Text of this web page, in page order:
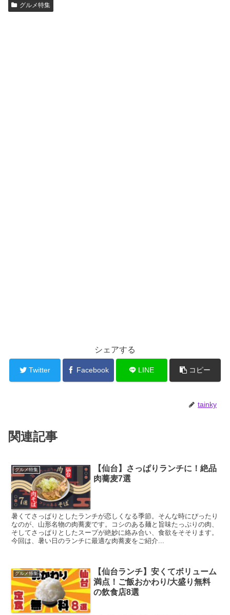
グルメ特集
シェアする
Twitter Facebook LINE コピー
tainky
関連記事
グルメ特集
【仙台】さっぱりランチに！絶品
肉蕎麦7選
暑くてさっぱりとしたランチが恋しくなる季節。そんな時にぴったり
なのが、山形名物の肉蕎麦です。コシのある麺と旨味たっぷりの肉、
そしてさっぱりとしたスープが絶妙に絡み合い、食欲をそそります。
今回は、暑い日のランチに最適な肉蕎麦をご紹介...
グルメ特集
【仙台ランチ】安くてボリューム
満点！ご飯おかわり/大盛り無料
の飲食店8選